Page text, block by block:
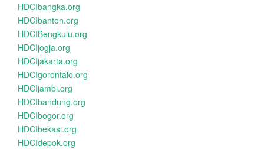
HDCIbangka.org
HDCIbanten.org
HDCIBengkulu.org
HDCIjogja.org
HDCIjakarta.org
HDCIgorontalo.org
HDCIjambi.org
HDCIbandung.org
HDCIbogor.org
HDCIbekasi.org
HDCIdepok.org